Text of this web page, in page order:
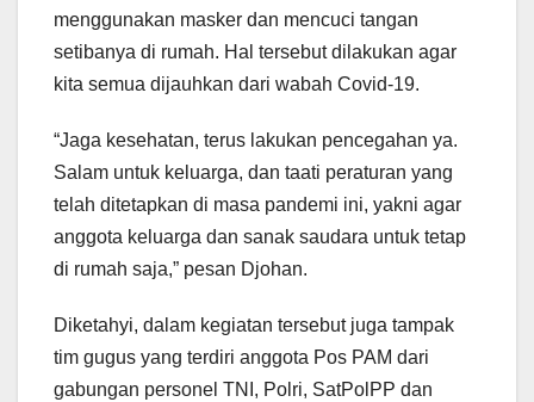
menggunakan masker dan mencuci tangan
setibanya di rumah. Hal tersebut dilakukan agar
kita semua dijauhkan dari wabah Covid-19.
“Jaga kesehatan, terus lakukan pencegahan ya.
Salam untuk keluarga, dan taati peraturan yang
telah ditetapkan di masa pandemi ini, yakni agar
anggota keluarga dan sanak saudara untuk tetap
di rumah saja,” pesan Djohan.
Diketahyi, dalam kegiatan tersebut juga tampak
tim gugus yang terdiri anggota Pos PAM dari
gabungan personel TNI, Polri, SatPolPP dan